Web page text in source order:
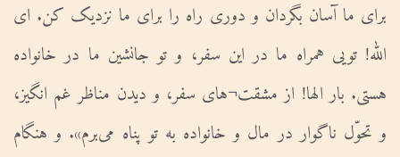
براى ما آسان بگردان و دورى راه را براى ما نزدیک کن. اى
الله! تویى همراه ما در این سفر، و تو جانشین ما در خانواده
هستى. بار الها! از مشقت¬هاى سفر، و دیدن مناظر غم انگیز،
و تحوّل ناگوار در مال و خانواده به تو پناه می‌برم». و هنگام